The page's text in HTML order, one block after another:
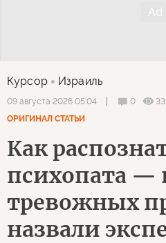
Курсор Израиль
09 августа 2026 05:04 0
ОРИГИНАЛ СТАТЬИ
Как
психопата —
тревожных
назвали